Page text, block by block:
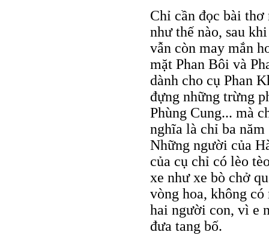
Chỉ cần đọc bài thơ
như thế nào, sau
vẫn còn may mắn
mặt Phan Bôi và
dành cho cụ Phan
đựng những trừng
Phùng Cung... mà
nghĩa là chỉ ba
Những người của
của cụ chỉ có lèo
xe như xe bò chở
vòng hoa, không
hai người con, vì e
đưa tang bố.